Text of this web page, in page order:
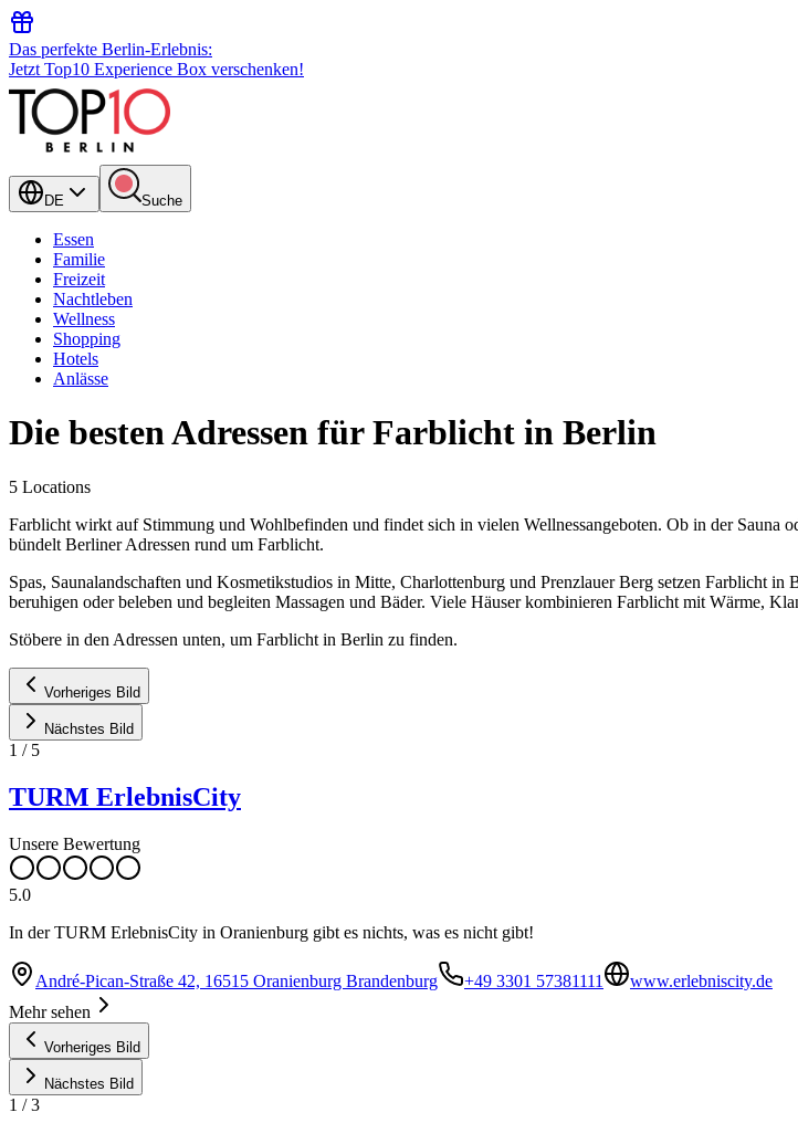
Das perfekte Berlin-Erlebnis:
Jetzt Top10 Experience Box verschenken!
DE Suche
Essen
Familie
Freizeit
Nachtleben
Wellness
Shopping
Hotels
Anlässe
Die besten Adressen für Farblicht in Berlin
5 Locations
Farblicht wirkt auf Stimmung und Wohlbefinden und findet sich in vielen Wellnessangeboten. Ob in der Sauna
bündelt Berliner Adressen rund um Farblicht.
Spas, Saunalandschaften und Kosmetikstudios in Mitte, Charlottenburg und Prenzlauer Berg setzen Farblicht
beruhigen oder beleben und begleiten Massagen und Bäder. Viele Häuser kombinieren Farblicht mit Wärme,
Stöbere in den Adressen unten, um Farblicht in Berlin zu finden.
Vorheriges Bild
Nächstes Bild
1 / 5
TURM ErlebnisCity
Unsere Bewertung
5.0
In der TURM ErlebnisCity in Oranienburg gibt es nichts, was es nicht gibt!
André-Pican-Straße 42, 16515 Oranienburg Brandenburg +49 3301 57381111
www.erlebniscity.de
Mehr sehen
Vorheriges Bild
Nächstes Bild
1 /3